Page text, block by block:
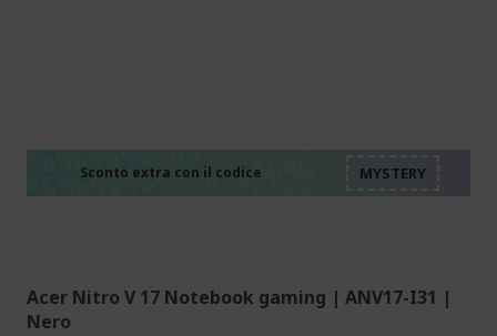
Sconto extra con il codice
Acer Nitro V 17 Notebook gaming | ANV17-I31 |
Nero